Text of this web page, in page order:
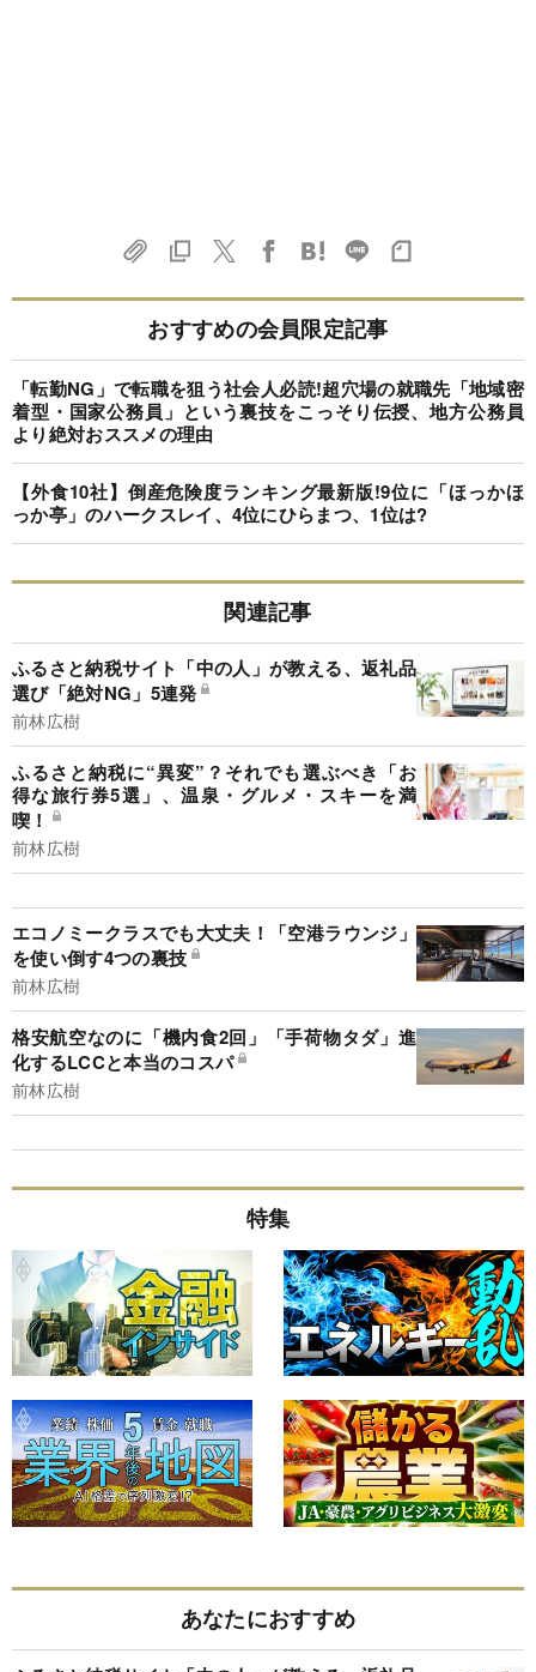
おすすめの会員限定記事
「転勤NG」で転職を狙う社会人必読!超穴場の就職先「地域密
着型・国家公務員」という裏技をこっそり伝授、地方公務員
より絶対おススメの理由
【外食10社】倒産危険度ランキング最新版!9位に「ほっかほ
っか亭」のハークスレイ、4位にひらまつ、1位は?
関連記事
ふるさと納税サイト「中の人」が教える、返礼品
選び「絶対NG」5連発
前林広樹
ふるさと納税に“異変”？それでも選ぶべき「お
得な旅行券5選」、温泉・グルメ・スキーを満
喫！
前林広樹
エコノミークラスでも大丈夫！「空港ラウンジ」
を使い倒す4つの裏技
前林広樹
格安航空なのに「機内食2回」「手荷物タダ」進
化するLCCと本当のコスパ
前林広樹
特集
あなたにおすすめ